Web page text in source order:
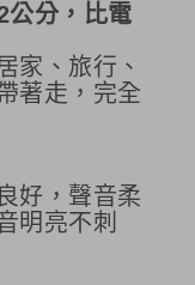
公分，比電
家、旅行、
著走，完全
好，聲音柔
明亮不刺